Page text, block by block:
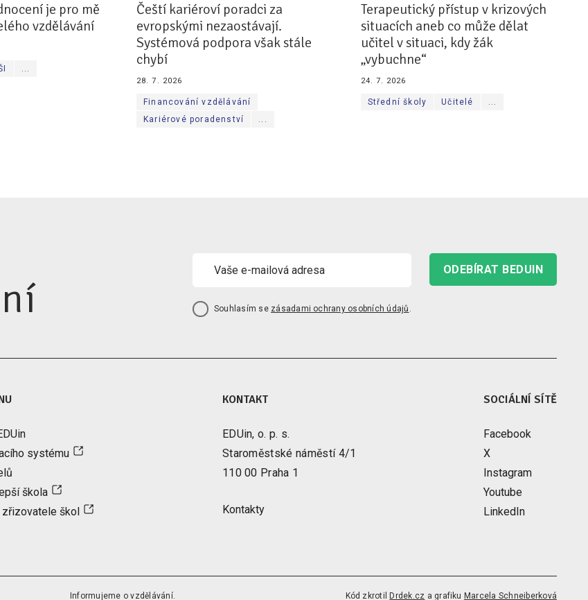
je pro mě
vzdělávání
...
Čeští kariéroví poradci za
evropskými nezaostávají.
Systémová podpora však stále
chybí
28. 7. 2026
Financování vzdělávání
Kariérové poradenství
...
Terapeutický přístup v krizových
situacích aneb co může dělat
učitel v situaci, kdy žák
„vybuchne“
24. 7. 2026
Střední školy Učitelé ...
Souhlasím se zásadami ochrany osobních údajů .
ODEBÍRAT BEDUIN
systému
škola
škol
KONTAKT
EDUin, o. p. s.
Staroměstské náměstí 4/1
110 00 Praha 1
Kontakty
SOCIÁLNÍ SÍTĚ
Facebook
X
Instagram
Youtube
LinkedIn
Informujeme o vzdělávání. Kód zkrotil Drdek.cz a grafiku Marcela Schneiberková